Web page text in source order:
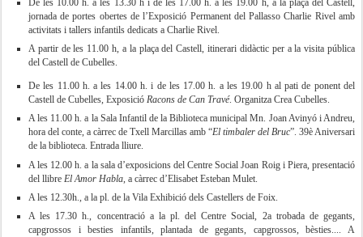
jornada de portes obertes de l’Exposició Permanent del Pallasso Charlie Rivel amb
activitats i tallers infantils dedicats a Charlie Rivel.
A partir de les 11.00 h, a la plaça del Castell, itinerari didàctic per a la visita pública
del Castell de Cubelles.
De les 11.00 h. a les 14.00 h. i de les 17.00 h. a les 19.00 h al pati de ponent del
Castell de Cubelles, Exposició Racons de Can Travé. Organitza Crea Cubelles.
A les 11.00 h. a la Sala Infantil de la Biblioteca municipal Mn. Joan Avinyó i Andreu,
hora del conte, a càrrec de Txell Marcillas amb “El timbaler del Bruc”. 39è Aniversari
de la biblioteca. Entrada lliure.
A les 12.00 h. a la sala d’exposicions del Centre Social Joan Roig i Piera, presentació
del llibre El Amor Habla, a càrrec d’Elisabet Esteban Mulet.
A les 12.30h., a la pl. de la Vila Exhibició dels Castellers de Foix.
A les 17.30 h., concentració a la pl. del Centre Social, 2a trobada de gegants,
capgrossos i besties infantils, plantada de gegants, capgrossos, bèsties.... A